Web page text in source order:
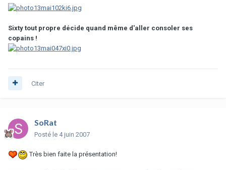
Sixty tout propre décide quand même d'aller consoler ses
copains !
Citer
SoRat
Posté le 4 juin 2007
Très bien faite la présentation!